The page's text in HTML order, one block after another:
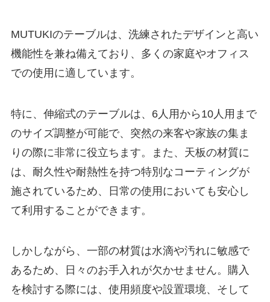
MUTUKIのテーブルは、洗練されたデザインと高い
機能性を兼ね備えており、多くの家庭やオフィス
での使用に適しています。
特に、伸縮式のテーブルは、6人用から10人用まで
のサイズ調整が可能で、突然の来客や家族の集ま
りの際に非常に役立ちます。また、天板の材質に
は、耐久性や耐熱性を持つ特別なコーティングが
施されているため、日常の使用においても安心し
て利用することができます。
しかしながら、一部の材質は水滴や汚れに敏感で
あるため、日々のお手入れが欠かせません。購入
を検討する際には、使用頻度や設置環境、そして